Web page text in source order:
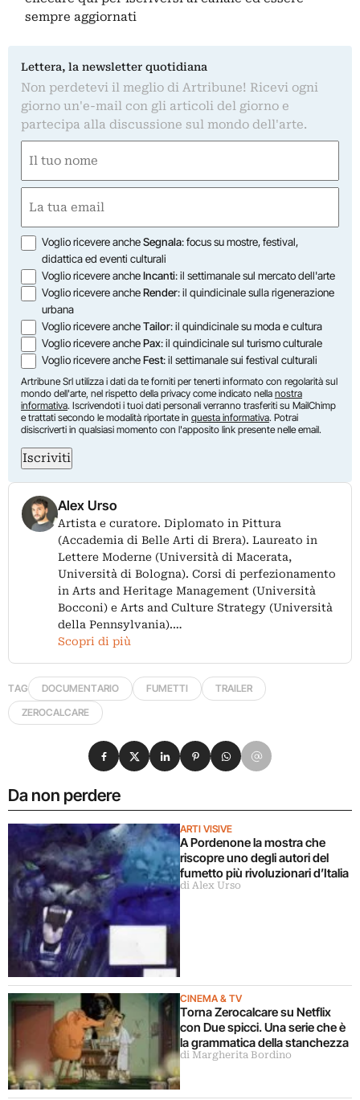
sempre aggiornati
Lettera, la newsletter quotidiana
Non perdetevi il meglio di Artribune! Ricevi ogni
giorno un'e-mail con gli articoli del giorno e
partecipa alla discussione sul mondo dell'arte.
(Obbligatorio)
Nome
(Obbligatorio)
Opzioni
Voglio ricevere ancheSegnala: focus su mostre, festival,
didattica ed eventi culturali
Voglio ricevere ancheIncanti: il settimanale sul mercato dell'arte
Voglio ricevere ancheRender: il quindicinale sulla rigenerazione
urbana
Voglio ricevere ancheTailor: il quindicinale su moda e cultura
Voglio ricevere anchePax: il quindicinale sul turismo culturale
Voglio ricevere ancheFest: il settimanale sui festival culturali
Artribune Srl utilizza i dati da te forniti per tenerti informato con regolarità sul
mondo dell'arte, nel rispetto della privacy come indicato nella nostra
informativa. Iscrivendoti i tuoi dati personali verranno trasferiti su MailChimp
e trattati secondo le modalità riportate in questa informativa. Potrai
disiscriverti in qualsiasi momento con l'apposito link presente nelle email.
Iscriviti
Alex Urso
Artista e curatore. Diplomato in Pittura
(Accademia di Belle Arti di Brera). Laureato in
Lettere Moderne (Università di Macerata,
Università di Bologna). Corsi di perfezionamento
in Arts and Heritage Management (Università
Bocconi) e Arts and Culture Strategy (Università
della Pennsylvania).…
Scopri di più
TAG DOCUMENTARIO FUMETTI
TRAILER
ZEROCALCARE
Da non perdere
ARTI VISIVE
A Pordenone la mostra che
riscopre uno degli autori del
fumetto più rivoluzionari d’Italia
di Alex Urso
CINEMA & TV
Torna Zerocalcare su Netflix
con Due spicci. Una serie che è
la grammatica della stanchezza
di Margherita Bordino
Condividi su Facebook
Condividi su X
Condividi su LinkedIn
Condividi su Pinterest
Condividi su WhatsApp
Condividi su Email